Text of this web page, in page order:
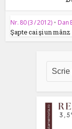
Nr. 80 (3 / 2012) • Dan
Şapte cai şi un mânz